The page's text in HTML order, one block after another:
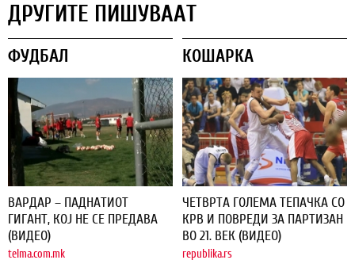
ДРУГИТЕ ПИШУВААТ
ФУДБАЛ
ВАРДАР – ПАДНАТИОТ
ГИГАНТ, КОЈ НЕ СЕ ПРЕДАВА
(ВИДЕО)
telma.com.mk
КОШАРКА
ЧЕТВРТА ГОЛЕМА ТЕПАЧКА СО
КРВ И ПОВРЕДИ ЗА ПАРТИЗАН
ВО 21. ВЕК (ВИДЕО)
republika.rs